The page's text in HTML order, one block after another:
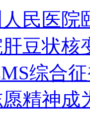
民医院
豆状核
综合
精神成